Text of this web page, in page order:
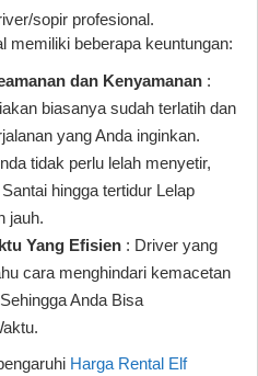
sopir profesional.
memiliki beberapa keuntungan:
dan Kenyamanan :
biasanya sudah terlatih dan
yang Anda inginkan.
tidak perlu lelah menyetir,
hingga tertidur Lelap
jauh.
Yang Efisien : Driver yang
cara menghindari kemacetan
Anda Bisa
Harga Rental Elf